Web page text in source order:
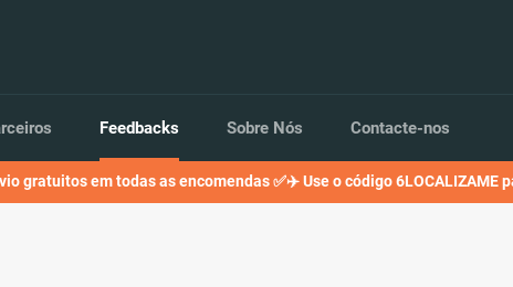
Feedbacks Sobre Nós Contacte-nos
gratuitos em todas as encomendas ✅✈️ Use o código 6LOCALIZAME